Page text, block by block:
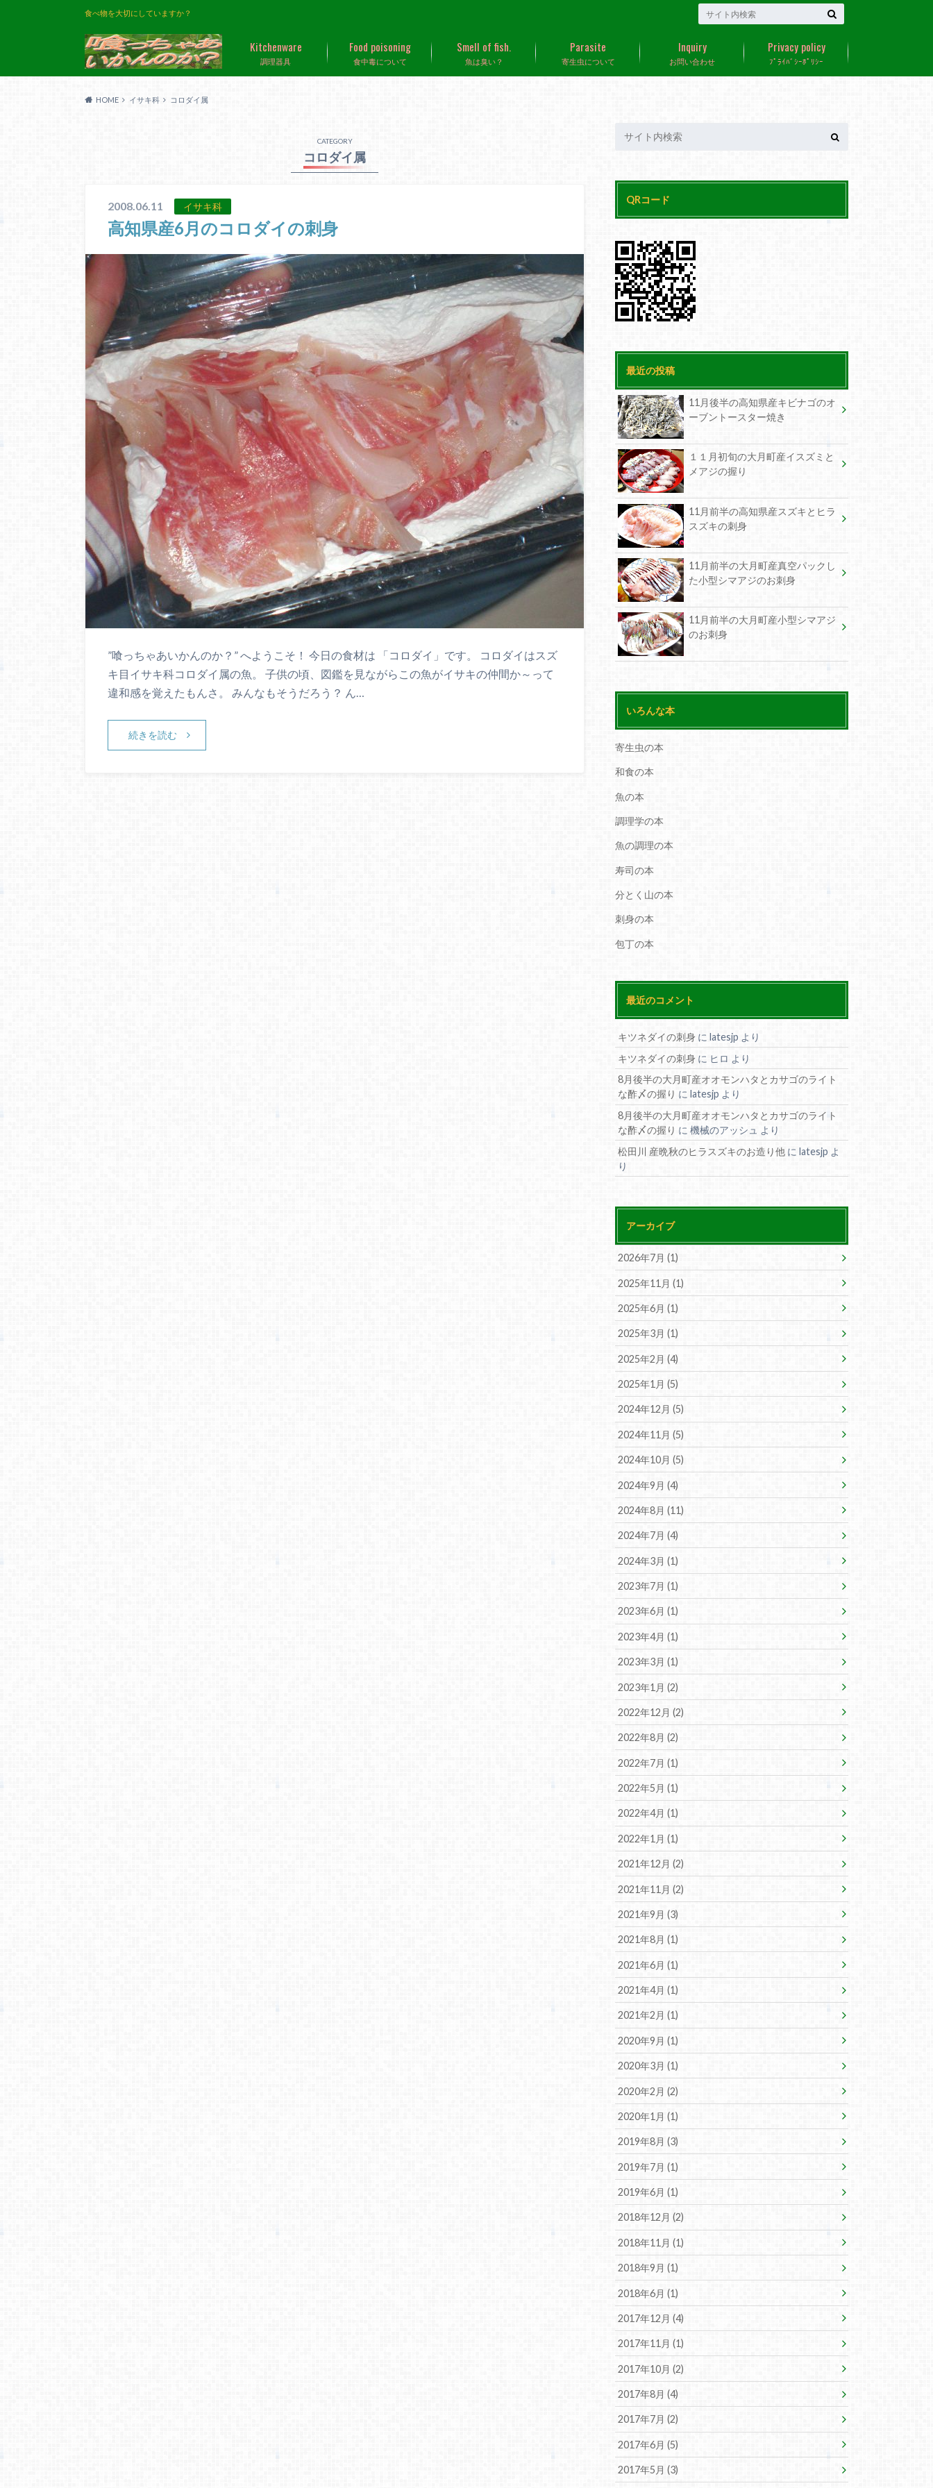
食べ物を大切にしていますか？
調理器具
Kitchenware
食中毒について
Food poisoning
魚は臭い？
Smell of fish.
寄生虫について
Parasite
お問い合わせ
Inquiry
ﾌﾟﾗｲﾊﾞｼｰﾎﾟﾘｼｰ
Privacy policy
HOME イサキ科 コロダイ属
CATEGORY
コロダイ属
2008.06.11 イサキ科
高知県産6月のコロダイの刺身
”喰っちゃあいかんのか？” へようこそ！ 今日の食材は 「コロダイ」です。 コロダイはスズ
キ目イサキ科コロダイ属の魚。 子供の頃、図鑑を見ながらこの魚がイサキの仲間か～って
違和感を覚えたもんさ。 みんなもそうだろう？ ん…
続きを読む
QRコード
最近の投稿
11月後半の高知県産キビナゴのオ
ーブントースター焼き
１１月初旬の大月町産イスズミと
メアジの握り
11月前半の高知県産スズキとヒラ
スズキの刺身
11月前半の大月町産真空パックし
た小型シマアジのお刺身
11月前半の大月町産小型シマアジ
のお刺身
いろんな本
寄生虫の本
和食の本
魚の本
調理学の本
魚の調理の本
寿司の本
分とく山の本
刺身の本
包丁の本
最近のコメント
キツネダイの刺身 にlatesjp より
キツネダイの刺身 に ヒロ より
8月後半の大月町産オオモンハタとカサゴのライト
な酢〆の握り にlatesjp より
8月後半の大月町産オオモンハタとカサゴのライト
な酢〆の握り に機械のアッシュ より
松田川 産晩秋のヒラスズキのお造り他 にlatesjp よ
り
アーカイブ
2026年7月 (1)
2025年11月 (1)
2025年6月 (1)
2025年3月 (1)
2025年2月 (4)
2025年1月 (5)
2024年12月 (5)
2024年11月 (5)
2024年10月 (5)
2024年9月 (4)
2024年8月 (11)
2024年7月 (4)
2024年3月 (1)
2023年7月 (1)
2023年6月 (1)
2023年4月 (1)
2023年3月 (1)
2023年1月 (2)
2022年12月 (2)
2022年8月 (2)
2022年7月 (1)
2022年5月 (1)
2022年4月 (1)
2022年1月 (1)
2021年12月 (2)
2021年11月 (2)
2021年9月 (3)
2021年8月 (1)
2021年6月 (1)
2021年4月 (1)
2021年2月 (1)
2020年9月 (1)
2020年3月 (1)
2020年2月 (2)
2020年1月 (1)
2019年8月 (3)
2019年7月 (1)
2019年6月 (1)
2018年12月 (2)
2018年11月 (1)
2018年9月 (1)
2018年6月 (1)
2017年12月 (4)
2017年11月 (1)
2017年10月 (2)
2017年8月 (4)
2017年7月 (2)
2017年6月 (5)
2017年5月 (3)